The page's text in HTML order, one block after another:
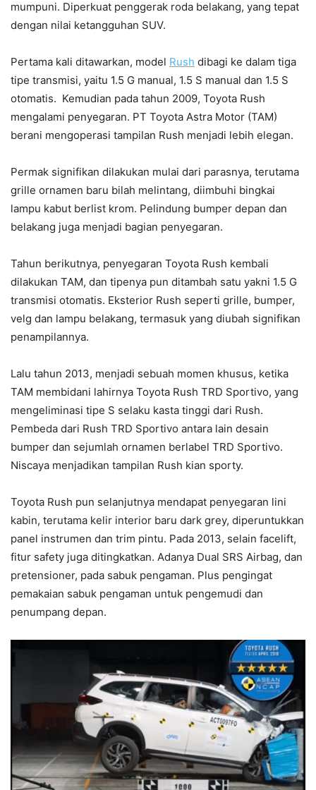
mumpuni. Diperkuat penggerak roda belakang, yang tepat
dengan nilai ketangguhan SUV.
Pertama kali ditawarkan, model Rush dibagi ke dalam tiga
tipe transmisi, yaitu 1.5 G manual, 1.5 S manual dan 1.5 S
otomatis. Kemudian pada tahun 2009, Toyota Rush
mengalami penyegaran. PT Toyota Astra Motor (TAM)
berani mengoperasi tampilan Rush menjadi lebih elegan.
Permak signifikan dilakukan mulai dari parasnya, terutama
grille ornamen baru bilah melintang, diimbuhi bingkai
lampu kabut berlist krom. Pelindung bumper depan dan
belakang juga menjadi bagian penyegaran.
Tahun berikutnya, penyegaran Toyota Rush kembali
dilakukan TAM, dan tipenya pun ditambah satu yakni 1.5 G
transmisi otomatis. Eksterior Rush seperti grille, bumper,
velg dan lampu belakang, termasuk yang diubah signifikan
penampilannya.
Lalu tahun 2013, menjadi sebuah momen khusus, ketika
TAM membidani lahirnya Toyota Rush TRD Sportivo, yang
mengeliminasi tipe S selaku kasta tinggi dari Rush.
Pembeda dari Rush TRD Sportivo antara lain desain
bumper dan sejumlah ornamen berlabel TRD Sportivo.
Niscaya menjadikan tampilan Rush kian sporty.
Toyota Rush pun selanjutnya mendapat penyegaran lini
kabin, terutama kelir interior baru dark grey, diperuntukkan
panel instrumen dan trim pintu. Pada 2013, selain facelift,
fitur safety juga ditingkatkan. Adanya Dual SRS Airbag, dan
pretensioner, pada sabuk pengaman. Plus pengingat
pemakaian sabuk pengaman untuk pengemudi dan
penumpang depan.